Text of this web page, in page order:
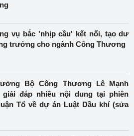
vụ bắc 'nhịp cầu' kết nối, tạo dư
trưởng cho ngành Công Thương
Bộ Công Thương Lê Mạnh
giải đáp nhiều nội dung tại phiên
Tổ về dự án Luật Dầu khí (sửa